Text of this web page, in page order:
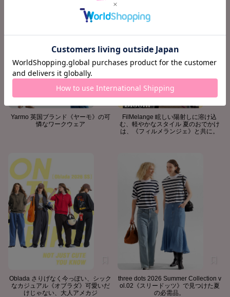
Yarmo 英国ブランド《ヤーモ》の可
憐なワークウェア
FilMelange 眩しい陽射しに溶け込
む、軽やかなスタイル 夏のおでかけ
は、《フィルメランジェ》と共に。
Oblada さりげなく今っぽい、シック
なカジュアル《オブラダ》可愛いだ
けじゃない、大人アメカジ
three dots 2026 Summer Collection v
ol.02《スリードッツ》で見つけた夏
の必需品。